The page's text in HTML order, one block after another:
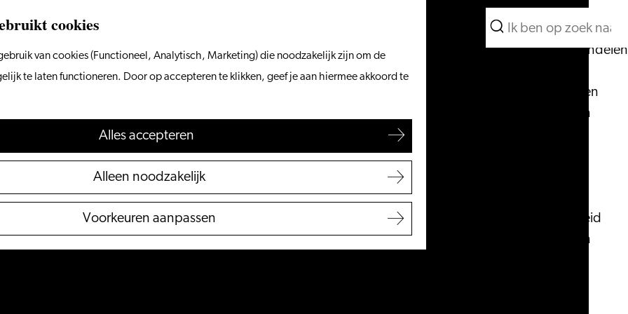
cookies
van cookies (Functioneel, Analytisch, Marketing) die noodzakelijk zijn om de
te laten functioneren. Door op accepteren te klikken, geef je aan hiermee akkoord te
Alles accepteren
Alleen noodzakelijk
Voorkeuren aanpassen
Menu
Zoeken
Wat te doen
Vanaf het water
Fietsen & wandelen
Eten & drinken
Met kinderen
Bereikbaarheid
Overnachten
Zoeken
rtners